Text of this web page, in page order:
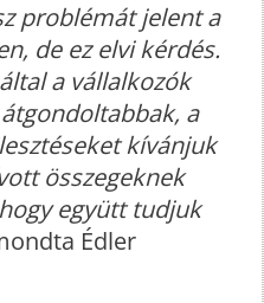
problémát jelent a
de ez elvi kérdés.
a vállalkozók
a
kívánjuk
összegeknek
együtt tudjuk
Édler